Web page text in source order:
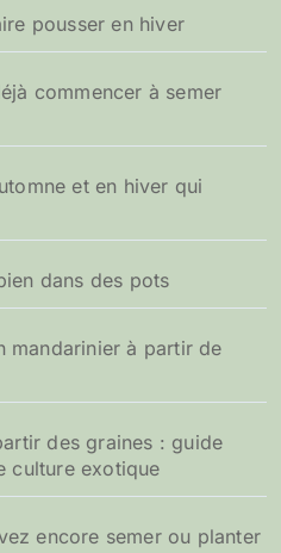
pousser en hiver
commencer à semer
et en hiver qui
dans des pots
mandarinier à partir de
des graines : guide
culture exotique
encore semer ou planter